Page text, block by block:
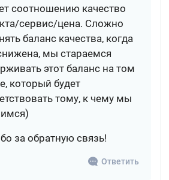
соотношению качество
сервис/цена. Сложно
баланс качества, когда
мы стараемся
этот баланс на том
который будет
тому, к чему мы
за обратную связь!
Ответить